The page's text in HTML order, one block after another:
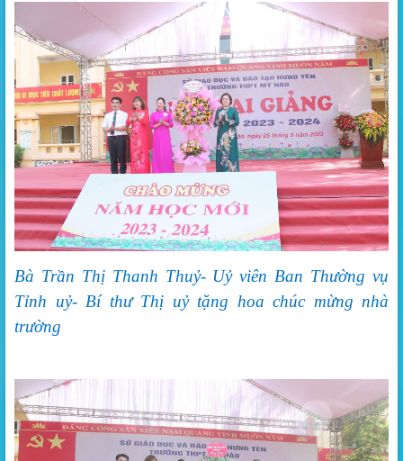
Bà Trần Thị Thanh Thuỷ- Uỷ viên Ban Thường vụ
Tỉnh uỷ- Bí thư Thị uỷ tặng hoa chúc mừng nhà
trường